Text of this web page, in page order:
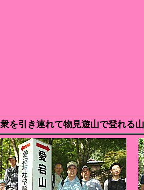
を引き連れて物見遊山で登れる